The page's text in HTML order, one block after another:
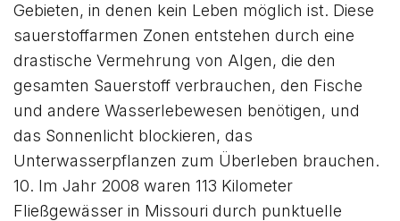
Gebieten, in denen kein Leben möglich ist. Diese
sauerstoffarmen Zonen entstehen durch eine
drastische Vermehrung von Algen, die den
gesamten Sauerstoff verbrauchen, den Fische
und andere Wasserlebewesen benötigen, und
das Sonnenlicht blockieren, das
Unterwasserpflanzen zum Überleben brauchen.
10. Im Jahr 2008 waren 113 Kilometer
Fließgewässer in Missouri durch punktuelle